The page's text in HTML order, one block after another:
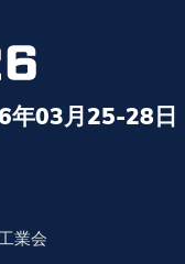
年03月25-28日
業会